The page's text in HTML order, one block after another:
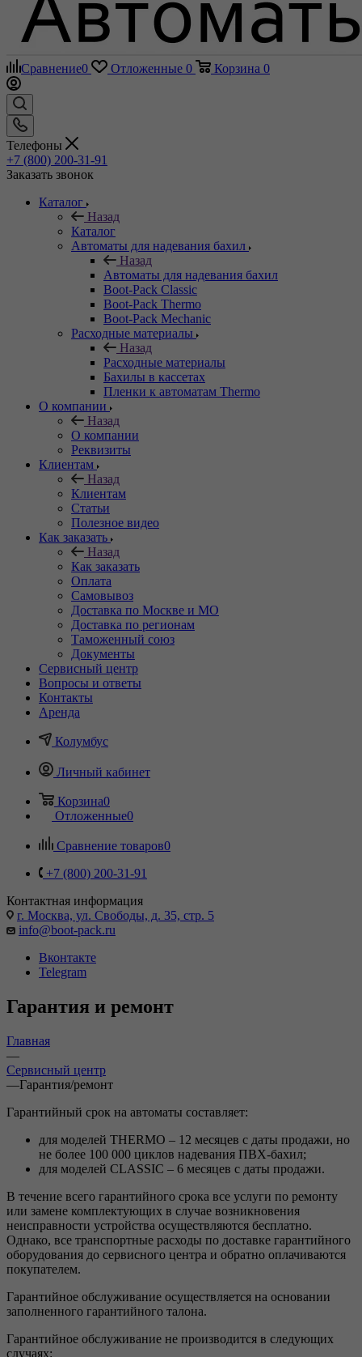
Сравнение0 Отложенные 0 Корзина 0
Телефоны
+7 (800) 200-31-91
Заказать звонок
Каталог
Назад
Каталог
Автоматы для надевания бахил
Назад
Автоматы для надевания бахил
Boot-Pack Classic
Boot-Pack Thermo
Boot-Pack Mechanic
Расходные материалы
Назад
Расходные материалы
Бахилы в кассетах
Пленки к автоматам Thermo
О компании
Назад
О компании
Реквизиты
Клиентам
Назад
Клиентам
Статьи
Полезное видео
Как заказать
Назад
Как заказать
Оплата
Самовывоз
Доставка по Москве и МО
Доставка по регионам
Таможенный союз
Документы
Сервисный центр
Вопросы и ответы
Контакты
Аренда
Колумбус
Личный кабинет
Корзина0
Отложенные0
Сравнение товаров0
+7 (800) 200-31-91
Контактная информация
г. Москва, ул. Свободы, д. 35, стр. 5
info@boot-pack.ru
Вконтакте
Telegram
Гарантия и ремонт
Главная
—
Сервисный центр
—Гарантия/ремонт
Гарантийный срок на автоматы составляет:
для моделей THERMO – 12 месяцев с даты продажи, но
не более 100 000 циклов надевания ПВХ-бахил;
для моделей CLASSIC – 6 месяцев с даты продажи.
В течение всего гарантийного срока все услуги по ремонту
или замене комплектующих в случае возникновения
неисправности устройства осуществляются бесплатно.
Однако, все транспортные расходы по доставке гарантийного
оборудования до сервисного центра и обратно оплачиваются
покупателем.
Гарантийное обслуживание осуществляется на основании
заполненного гарантийного талона.
Гарантийное обслуживание не производится в следующих
случаях: